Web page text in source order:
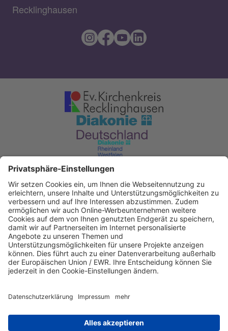
Recklinghausen
Diakonisches Werk im Kirchenkreis
Recklinghausen
KD Bank Dortmund
IBAN: DE53 3506 0190 2104 6340 47
IBAN kopieren